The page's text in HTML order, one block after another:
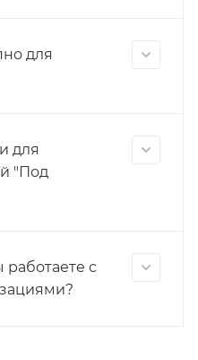
для
для
"Под
работаете с